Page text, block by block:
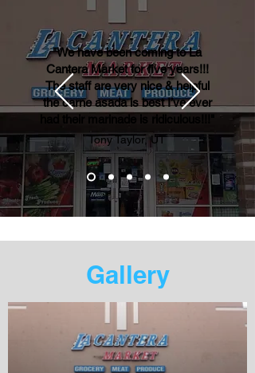
"We have been coming to La
Cantera Market for five years!!!
The staff are very nice & helpful
the carne asada is best I’ve ever
had their marinade is ridiculous!!!"
Tony Taylor, UT
Gallery